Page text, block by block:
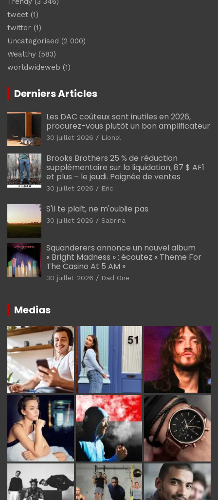
tweet (1)
twitter (1)
Uncategorised (2 000)
Wealthy (583)
worldwideweb (1)
Derniers Articles
Les DAC coûteux sont inutiles en 2026,
procurez-vous plutôt un bon amplificateur
30 juillet 2026 Lionel
Brooks Brothers 25 % de réduction
supplémentaire sur la liquidation, 87 $ AF1
et plus – le jeudi. Poignée de ventes
30 juillet 2026 Eric
S'il te plaît, ne m'oublie pas
30 juillet 2026 Sabrina
Squanderers annonce un nouvel album
« Bright Madness » : écoutez « Theme For
The Casino At 5 AM »
30 juillet 2026 Dad One
Medias